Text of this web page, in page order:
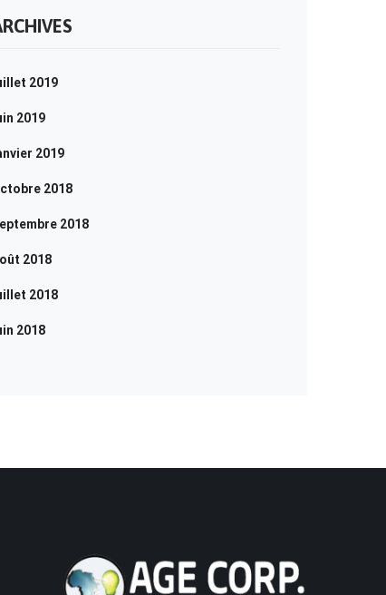
2019
2019
2019
2018
2018
2018
2018
2018